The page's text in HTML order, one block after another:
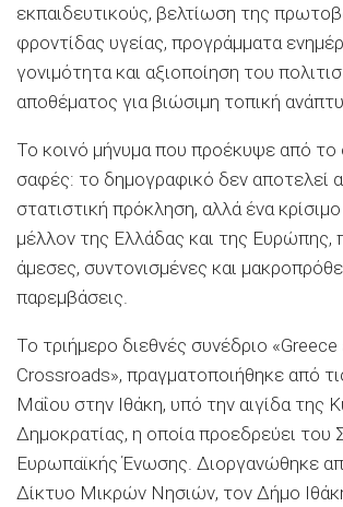
εκπαιδευτικούς, βελτίωση της
φροντίδας υγείας, προγράμματα
γονιμότητα και αξιοποίηση του
αποθέματος για βιώσιμη τοπική
Το κοινό μήνυμα που προέκυψε από το
σαφές: το δημογραφικό δεν αποτελεί
στατιστική πρόκληση, αλλά ένα
μέλλον της Ελλάδας και της Ευρώπης,
άμεσες, συντονισμένες και
παρεμβάσεις.
Το τριήμερο διεθνές συνέδριο
Crossroads», πραγματοποιήθηκε από
Μαΐου στην Ιθάκη, υπό την αιγίδα της
Δημοκρατίας, η οποία προεδρεύει του
Ευρωπαϊκής Ένωσης. Διοργανώθηκε
Δίκτυο Μικρών Νησιών, τον Δήμο